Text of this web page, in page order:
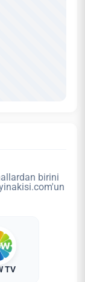
birini
TV